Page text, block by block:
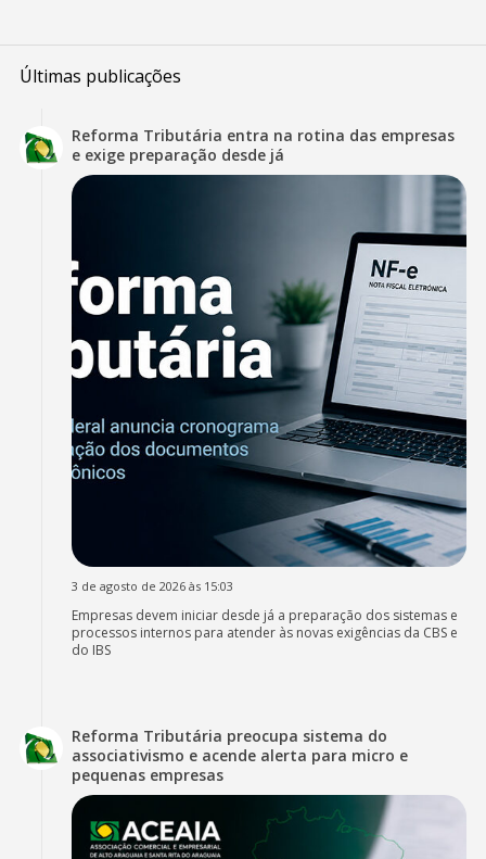
Últimas publicações
Reforma Tributária entra na rotina das empresas
e exige preparação desde já
3 de agosto de 2026 às 15:03
Empresas devem iniciar desde já a preparação dos sistemas e
processos internos para atender às novas exigências da CBS e
do IBS
Reforma Tributária preocupa sistema do
associativismo e acende alerta para micro e
pequenas empresas